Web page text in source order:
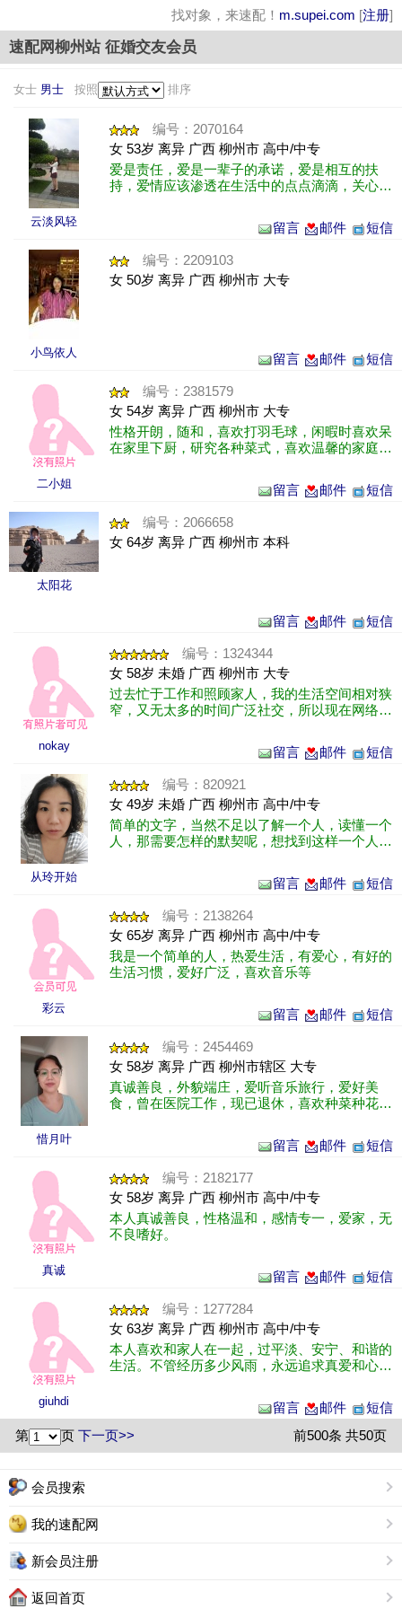
找对象，来速配！ m.supei.com [注册]
速配网柳州站 征婚交友会员
女士 男士 按照 排序
云淡风轻
编号：2070164
女 53岁 离异 广西 柳州市 高中/中专
爱是责任，爱是一辈子的承诺，爱是相互的扶
持，爱情应该渗透在生活中的点点滴滴，关心，
留言
邮件 短信
小鸟依人
编号：2209103
女 50岁 离异 广西 柳州市 大专
留言 邮件 短信
二小姐
编号：2381579
女 54岁 离异 广西 柳州市 大专
性格开朗，随和，喜欢打羽毛球，闲暇时喜欢呆
在家里下厨，研究各种菜式，喜欢温馨的家庭生
留言
邮件 短信
太阳花
编号：2066658
女 64岁 离异 广西 柳州市 本科
留言 邮件 短信
nokay
编号：1324344
女 58岁 未婚 广西 柳州市 大专
过去忙于工作和照顾家人，我的生活空间相对狭
窄，又无太多的时间广泛社交，所以现在网络交
只想努力寻找一份真挚的感情，寻找一......
留言 邮件 短信
从玲开始
编号：820921
女 49岁 未婚 广西 柳州市 高中/中专
简单的文字，当然不足以了解一个人，读懂一个
人，那需要怎样的默契呢，想找到这样一个人，
留言
邮件 短信
彩云
编号：2138264
女 65岁 离异 广西 柳州市 高中/中专
我是一个简单的人，热爱生活，有爱心，有好的
生活习惯，爱好广泛，喜欢音乐等
留言 邮件 短信
惜月叶
编号：2454469
女 58岁 离异 广西 柳州市辖区 大专
真诚善良，外貌端庄，爱听音乐旅行，爱好美
食，曾在医院工作，现已退休，喜欢种菜种花，
一只泰迪狗要照顾，除此之外别无牵挂。......
留言 邮件 短信
真诚
编号：2182177
女 58岁 离异 广西 柳州市 高中/中专
本人真诚善良，性格温和，感情专一，爱家，无
不良嗜好。
留言 邮件 短信
giuhdi
编号：1277284
女 63岁 离异 广西 柳州市 高中/中专
本人喜欢和家人在一起，过平淡、安宁、和谐的
生活。不管经历多少风雨，永远追求真爱和心灵
留言
邮件
短信
第
页 下一页>> 前500条 共50页
会员搜索
我的速配网
新会员注册
返回首页